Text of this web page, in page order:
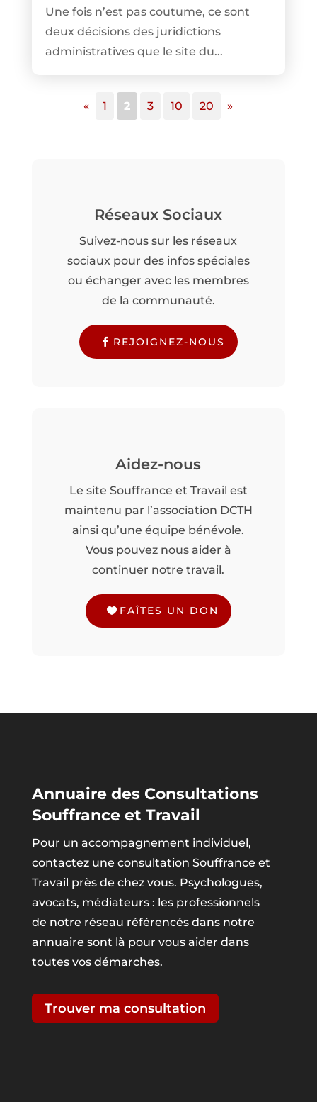
Une fois n’est pas coutume, ce sont
deux décisions des juridictions
administratives que le site du...
« 1 2 3 10 20 »
Réseaux Sociaux
Suivez-nous sur les réseaux
sociaux pour des infos spéciales
ou échanger avec les membres
de la communauté.
REJOIGNEZ-NOUS
Aidez-nous
Le site Souffrance et Travail est
maintenu par l’association DCTH
ainsi qu’une équipe bénévole.
Vous pouvez nous aider à
continuer notre travail.
FAÎTES UN DON
Annuaire des Consultations
Souffrance et Travail
Pour un accompagnement individuel,
contactez une consultation Souffrance et
Travail près de chez vous. Psychologues,
avocats, médiateurs : les professionnels
de notre réseau référencés dans notre
annuaire sont là pour vous aider dans
toutes vos démarches.
Trouver ma consultation